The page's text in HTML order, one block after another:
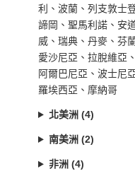
利、波蘭、列支敦士
諦岡、聖馬利諾、安
威、瑞典、丹麥、芬
愛沙尼亞、拉脫維亞
阿爾巴尼亞、波士尼
羅埃西亞、摩納哥
北美洲 (4)
南美洲 (2)
非洲 (4)